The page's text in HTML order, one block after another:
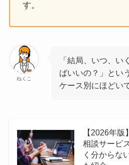
す。
ねくこ
「結局、いつ、い
ばいいの？」とい
ケース別にほどい
【2026年
相談サービ
く分からな